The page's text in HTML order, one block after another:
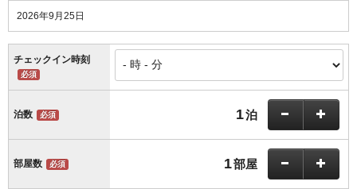
2026年9月25日
チェックイン時刻
必須
泊数 必須 1泊
部屋数 必須 1部屋